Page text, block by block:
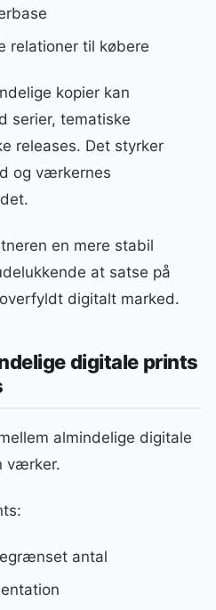
relationer til købere
kopier kan
serier, tematiske
releases. Det styrker
og værkernes
en mere stabil
at satse på
digitalt marked.
digitale prints
almindelige digitale
værker.
antal